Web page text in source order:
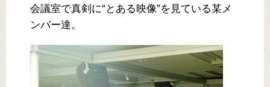
会議室で真剣に“とある映像”を見ている某メ
ンバー達。